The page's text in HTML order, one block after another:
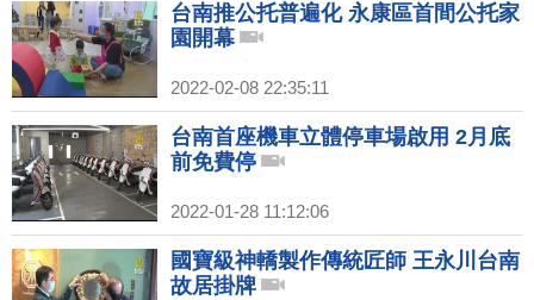
台南推公托普遍化 永康區首間公托家
園開幕
2022-02-08 22:35:11
台南首座機車立體停車場啟用 2月底
前免費停
2022-01-28 11:12:06
國寶級神轎製作傳統匠師 王永川台南
故居掛牌